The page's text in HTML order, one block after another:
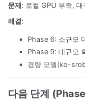
문제: 로컬 GPU 부족,
해결:
Phase 6: 소규모
Phase 9: 대규모
경량 모델(ko-
다음 단계